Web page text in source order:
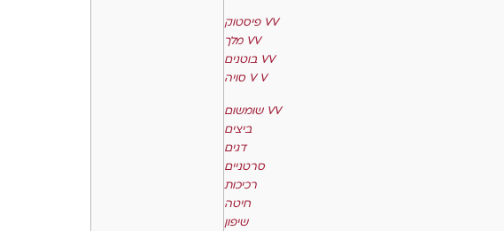
פיסטוק VV
מלך VV
בוטנים VV
סויה V V
שומשום VV
ביצים
דגים
סרטניים
רכיכות
חיטה
שיפון